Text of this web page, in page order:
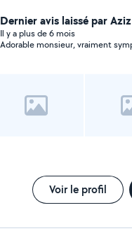
Dernier avis laissé par
Il y a plus de 6 mois
Voir le profil